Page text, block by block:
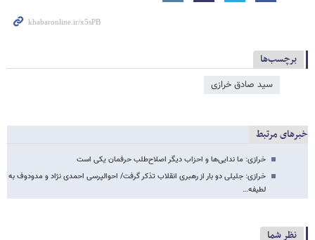
برچسب‌ها
سید صادق خرازی
خبرهای مرتبط
خرازی: ما ندایی‌ها و احزاب دیگر اصلاح‌طلب حرفمان یکی است
خرازی: جلیلی دو بار از رهبری انقلاب تذکر گرفت/ احوالپرسی احمدی نژاد و مدودوف به
لطیفه…
نظر شما